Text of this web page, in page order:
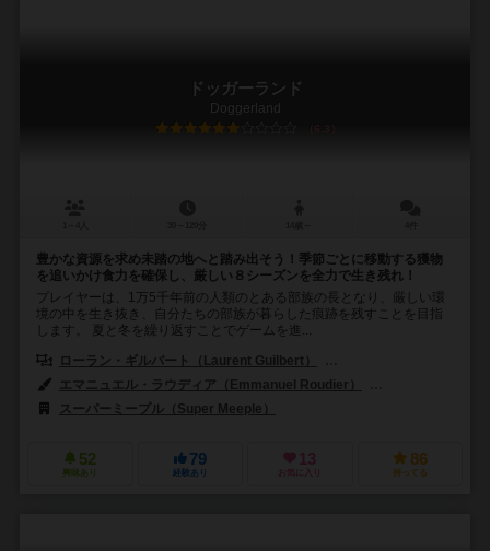
ドッガーランド
Doggerland
6.3
豊かな資源を求め未踏の地へと踏み出そう！季節ごとに移動する獲物
を追いかけ食力を確保し、厳しい８シーズンを全力で生き残れ！
プレイヤーは、1万5千年前の人類のとある部族の長となり、厳しい環
境の中を生き抜き、自分たちの部族が暮らした痕跡を残すことを目指
します。 夏と冬を繰り返すことでゲームを進...
ローラン・ギルバート（Laurent Guilbert）
エマニュエル・ラウディア（Emmanuel Roudier）
スーパーミープル（Super Meeple）
52
興味あり
79
経験あり
13
お気に入り
86
持ってる